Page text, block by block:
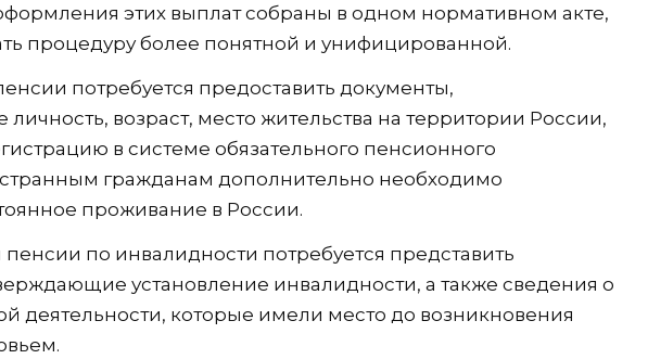
этих выплат собраны в одном нормативном акте,
процедуру более понятной и унифицированной.
потребуется предоставить документы,
возраст, место жительства на территории России,
в системе обязательного пенсионного
гражданам дополнительно необходимо
проживание в России.
по инвалидности потребуется представить
установление инвалидности, а также сведения о
деятельности, которые имели место до возникновения